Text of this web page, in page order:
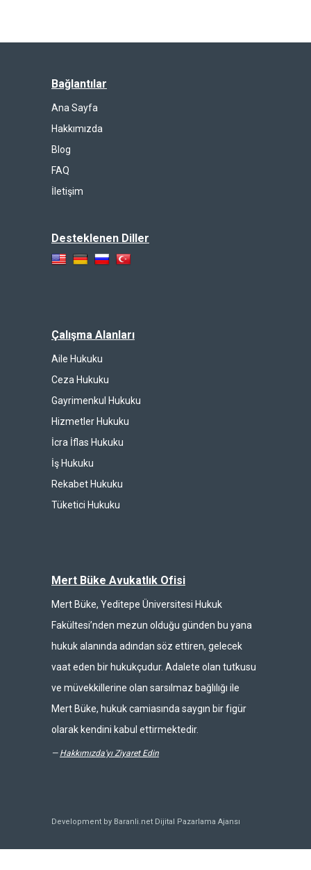
Bağlantılar
Ana Sayfa
Hakkımızda
Blog
FAQ
İletişim
Desteklenen Diller
Çalışma Alanları
Aile Hukuku
Ceza Hukuku
Gayrimenkul Hukuku
Hizmetler Hukuku
İcra İflas Hukuku
İş Hukuku
Rekabet Hukuku
Tüketici Hukuku
Mert Büke Avukatlık Ofisi
Mert Büke, Yeditepe Üniversitesi Hukuk
Fakültesi’nden mezun olduğu günden bu yana
hukuk alanında adından söz ettiren, gelecek
vaat eden bir hukukçudur. Adalete olan tutkusu
ve müvekkillerine olan sarsılmaz bağlılığı ile
Mert Büke, hukuk camiasında saygın bir figür
olarak kendini kabul ettirmektedir.
— Hakkımızda'yı Ziyaret Edin
Development by Baranli.net Dijital Pazarlama Ajansı